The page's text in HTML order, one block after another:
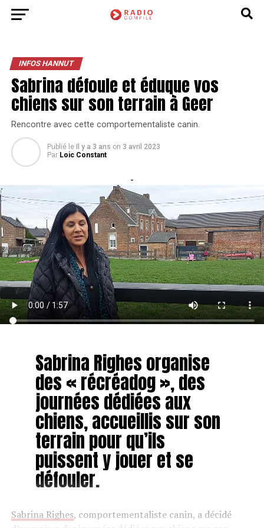
INFOS HANNUT
Sabrina défoule et éduque vos
chiens sur son terrain à Geer
Rencontre avec cette comportementaliste canin.
Publié le Il y a 3 ans on 3 avril 2023
Par Loic Constant
-
Sabrina Righes organise
des « récréadog », des
journées dédiées aux
chiens, accueillis sur son
terrain pour qu’ils
puissent y jouer et se
défouler.
Sabrina Righes, comportementaliste canin, a décidé